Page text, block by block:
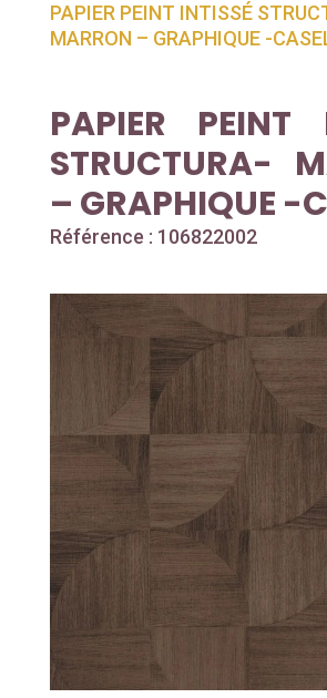
PAPIER PEINT INTISSÉ
MARRON – GRAPHIQUE -
PAPIER PEINT
STRUCTURA-
– GRAPHIQUE -
Référence : 106822002